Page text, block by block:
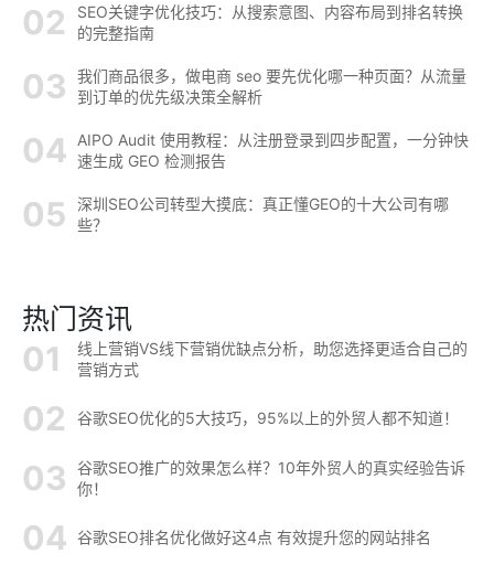
SEO关键字优化技巧：从搜索意图、内容布局到排名转换
的完整指南
我们商品很多，做电商 seo 要先优化哪一种页面？从流量
到订单的优先级决策全解析
AIPO Audit 使用教程：从注册登录到四步配置，一分钟快
速生成 GEO 检测报告
深圳SEO公司转型大摸底：真正懂GEO的十大公司有哪
些？
热门资讯
线上营销VS线下营销优缺点分析，助您选择更适合自己的
营销方式
谷歌SEO优化的5大技巧，95%以上的外贸人都不知道！
谷歌SEO推广的效果怎么样？10年外贸人的真实经验告诉
你！
谷歌SEO排名优化做好这4点 有效提升您的网站排名